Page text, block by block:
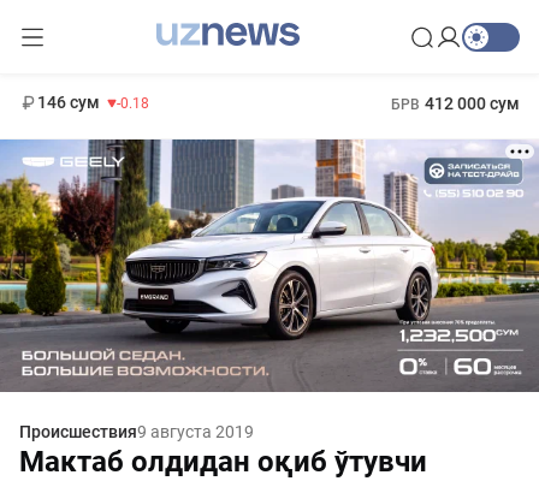
146 сум -0.18 БРВ 412 000 сум
Происшествия9 августа 2019
Мактаб олдидан оқиб ўтувчи